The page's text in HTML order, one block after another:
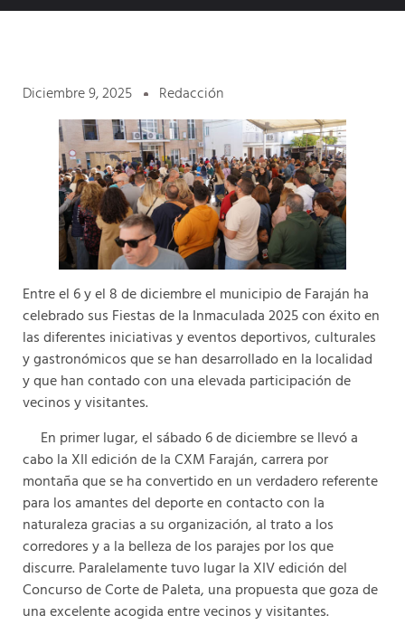
Diciembre 9, 2025 Redacción
Entre el 6 y el 8 de diciembre el municipio de Faraján ha
celebrado sus Fiestas de la Inmaculada 2025 con éxito en
las diferentes iniciativas y eventos deportivos, culturales
y gastronómicos que se han desarrollado en la localidad
y que han contado con una elevada participación de
vecinos y visitantes.
En primer lugar, el sábado 6 de diciembre se llevó a
cabo la XII edición de la CXM Faraján, carrera por
montaña que se ha convertido en un verdadero referente
para los amantes del deporte en contacto con la
naturaleza gracias a su organización, al trato a los
corredores y a la belleza de los parajes por los que
discurre. Paralelamente tuvo lugar la XIV edición del
Concurso de Corte de Paleta, una propuesta que goza de
una excelente acogida entre vecinos y visitantes.